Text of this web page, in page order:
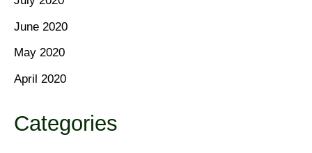
June 2020
May 2020
April 2020
Categories